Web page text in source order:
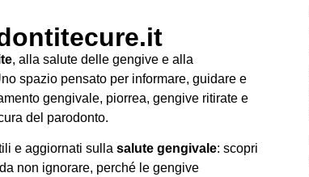
, alla salute delle gengive e alla
spazio pensato per informare, guidare e
gengivale, piorrea, gengive ritirate e
del parodonto.
e aggiornati sullasalute gengivale: scopri
non ignorare, perché le gengive